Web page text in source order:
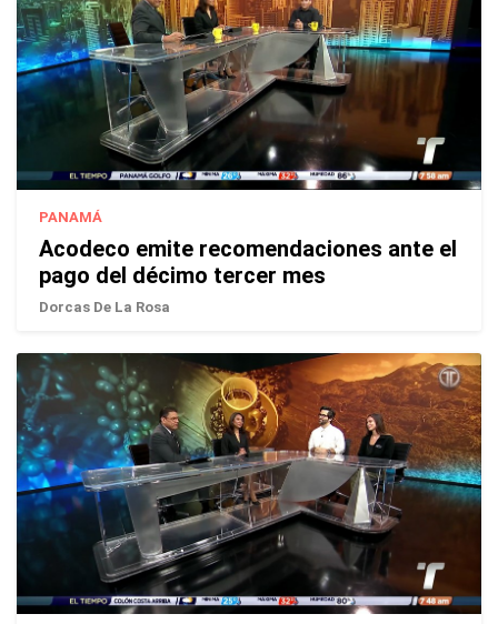
PANAMÁ
Acodeco emite recomendaciones ante el
pago del décimo tercer mes
Dorcas De La Rosa